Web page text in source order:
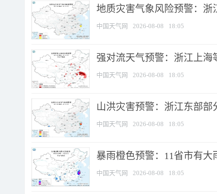
地质灾害气象风险预警：
中国天气网 2026-08-08 18:05
强对流天气预警：浙江上海
中国天气网 2026-08-08 18:05
山洪灾害预警：浙江东部
中国天气网 2026-08-08 18:05
暴雨橙色预警：11省市有
中国天气网 2026-08-08 18:05